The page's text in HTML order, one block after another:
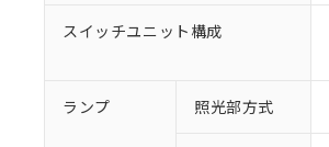
スイッチユニット構成
ランプ 照光部方式